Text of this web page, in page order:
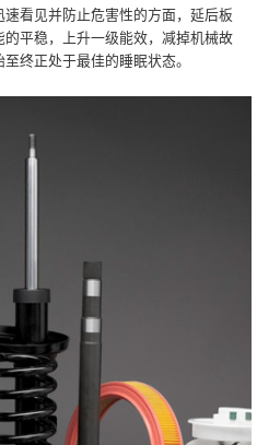
看见并防止危害性的方面，延后板
平稳，上升一级能效，减掉机械故
终正处于最佳的睡眠状态。